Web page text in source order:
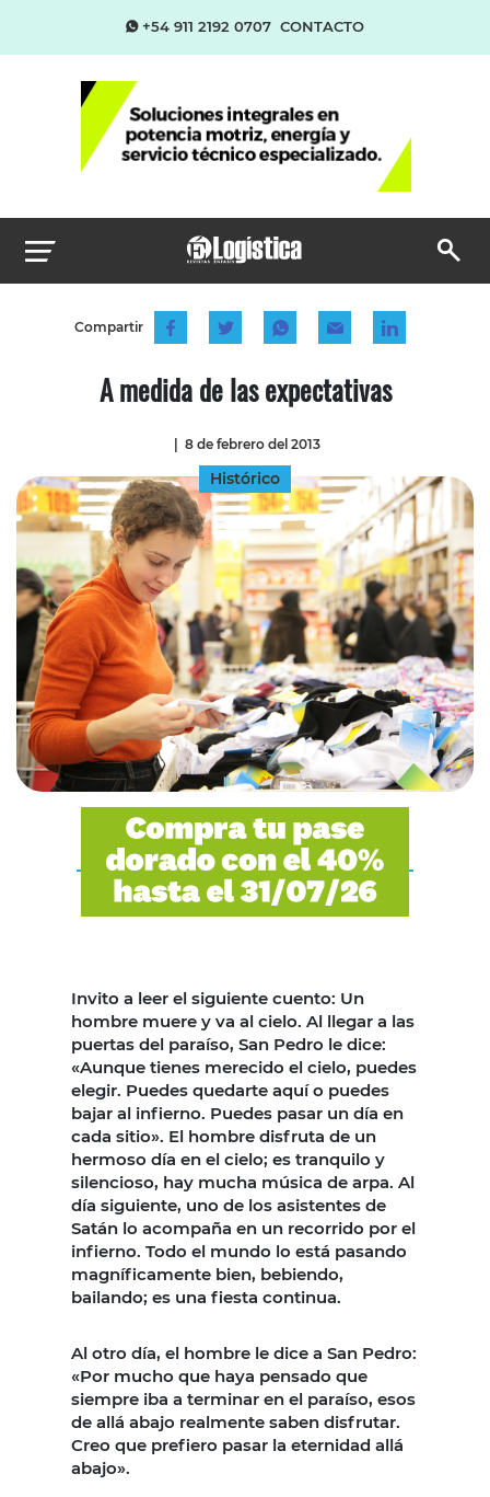
+54 911 2192 0707 CONTACTO
Compartir
A medida de las expectativas
| 8 de febrero del 2013
Histórico
Invito a leer el siguiente cuento: Un
hombre muere y va al cielo. Al llegar a las
puertas del paraíso, San Pedro le dice:
«Aunque tienes merecido el cielo, puedes
elegir. Puedes quedarte aquí o puedes
bajar al infierno. Puedes pasar un día en
cada sitio». El hombre disfruta de un
hermoso día en el cielo; es tranquilo y
silencioso, hay mucha música de arpa. Al
día siguiente, uno de los asistentes de
Satán lo acompaña en un recorrido por el
infierno. Todo el mundo lo está pasando
magníficamente bien, bebiendo,
bailando; es una fiesta continua.
Al otro día, el hombre le dice a San Pedro:
«Por mucho que haya pensado que
siempre iba a terminar en el paraíso, esos
de allá abajo realmente saben disfrutar.
Creo que prefiero pasar la eternidad allá
abajo».